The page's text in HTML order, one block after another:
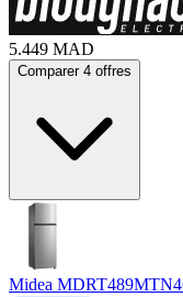
5.449 MAD
Comparer 4 offres
Midea